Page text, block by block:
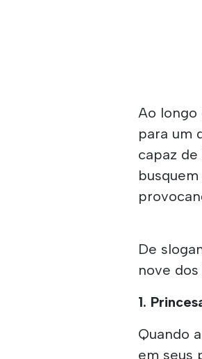
Ao longo
para um
capaz
De
nove
1.
Quando
em seus